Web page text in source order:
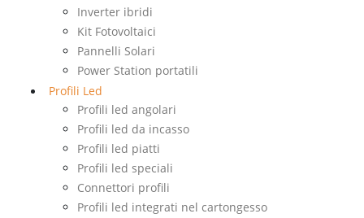
Inverter ibridi
Kit Fotovoltaici
Pannelli Solari
Power Station portatili
Profili Led
Profili led angolari
Profili led da incasso
Profili led piatti
Profili led speciali
Connettori profili
Profili led integrati nel cartongesso